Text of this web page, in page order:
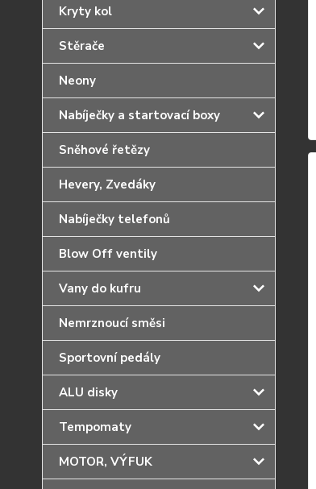
Kryty kol
Stěrače
Neony
Nabíječky a startovací boxy
Sněhové řetězy
Hevery, Zvedáky
Nabíječky telefonů
Blow Off ventily
Vany do kufru
Nemrznoucí směsi
Sportovní pedály
ALU disky
Tempomaty
MOTOR, VÝFUK